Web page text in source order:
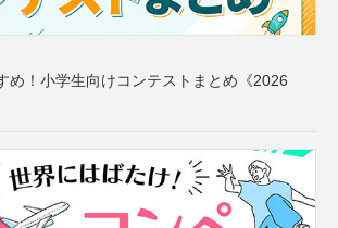
め！小学生向けコンテストまとめ《2026